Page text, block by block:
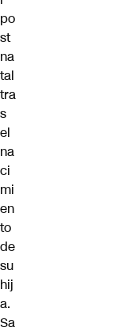
po
st
na
tal
tra
s
el
na
ci
mi
en
to
de
su
hij
a.
Sa